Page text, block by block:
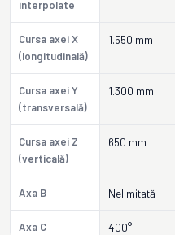
interpolate
Cursa axei X
(longitudinală)
1.550 mm
Cursa axei Y
(transversală)
1.300 mm
Cursa axei Z
(verticală)
650 mm
Axa B Nelimitată
Axa C 400°